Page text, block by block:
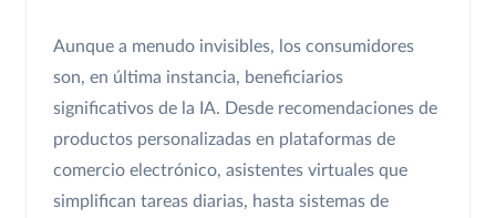
Aunque a menudo invisibles, los consumidores
son, en última instancia, beneficiarios
significativos de la IA. Desde recomendaciones de
productos personalizadas en plataformas de
comercio electrónico, asistentes virtuales que
simplifican tareas diarias, hasta sistemas de